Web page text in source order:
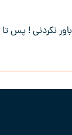
نکردنی ! پس تا